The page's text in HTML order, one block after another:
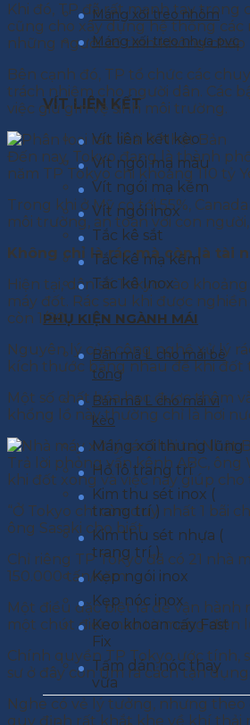
Máng xối treo nhôm
Máng xối treo nhựa pvc
VÍT LIÊN KẾT
Vít liên kết kèo
Vít ngói mạ màu
Vít ngói mạ kẽm
Vít ngói inox
Tắc kê sắt
Tắc kê mạ kẽm
Tắc kê Inox
PHỤ KIỆN NGÀNH MÁI
Bản mã L cho mái bê
tông
Bản mã L cho mái vì
kèo
Máng xối thung lũng
Hồ lô trang trí
Kim thu sét inox (
trang trí )
Kim thu sét nhựa (
trang trí )
Kẹp ngói inox
Kẹp nóc inox
Keo khoan cấy Fast
Fix
Tấm dán nóc thay
vữa
Khi đó, TP đã rất mạnh tay trong
cũng cho xây dựng hệ thống các
những người cố tình không chấp
Bên cạnh đó, TP tổ chức các
trách nhiệm cho người dân. Các
việc giữ gìn vệ sinh môi trường.
Đến nay, Tokyo đang là thành
năm TP Tokyo chi khoảng 110 tỷ
Trong khi ở Mỹ có tới 55%,
môi trường, an toàn với con
Không chỉ là rác mà còn là tài
Hiện tại, dân số Tokyo vào
máy đốt. Rác sau khi được
còn 1/20.
Nguyên lý của công nghệ xử lý
kích thước bằng nhau để khi đốt
Một số chất hóa học được thêm
khổng lồ này thường chỉ là hơi
Trả lời phỏng vấn kênh ABC, ông
khi đốt xong và việc này giúp
“Ở Tokyo chỉ còn duy nhất 1 bãi
ông Sasaki cho biết.
Chỉ riêng TP Tokyo đã có 21 nhà
150.000 tấn/năm.
Một điều đặc biệt là để vận
một chút điện nào từ mạng điện
Chính quyền TP Tokyo ước tính,
sư ở đây còn tìm ra cách tận
Nghe có vẻ lý tưởng, nhưng theo
quy định rất khắt khe về khí thải